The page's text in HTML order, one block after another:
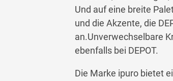
Und auf eine breite
und die Akzente, die
an.Unverwechselbare
ebenfalls bei DEPOT.
Die Marke ipuro bietet